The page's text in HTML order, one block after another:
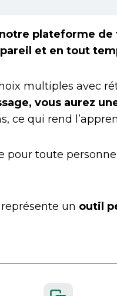
plateforme de
et en tout
multiples avec
vous aurez
ce qui rend
toute
un outil